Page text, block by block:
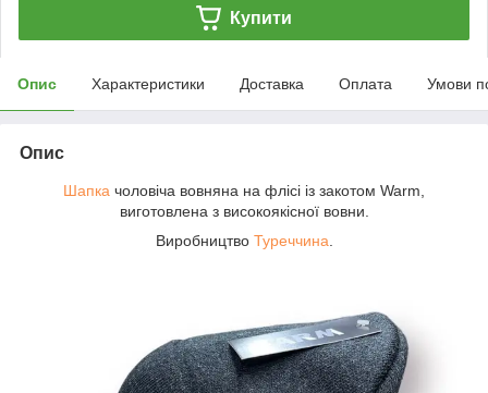
Купити
Опис Характеристики Доставка Оплата Умови
Опис
Шапка чоловіча вовняна на флісі із закотом Warm,
виготовлена з високоякісної вовни.
Виробництво Туреччина